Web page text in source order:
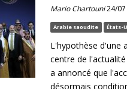
Mario Chartouni24/07
Arabie saoudite États-
L'hypothèse d'une
centre de
a annoncé que
désormais